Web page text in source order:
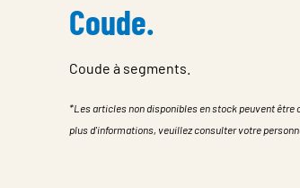
Coude.
Coude à segments.
*Les articles non disponibles en stock peuvent être
plus d'informations, veuillez consulter votre